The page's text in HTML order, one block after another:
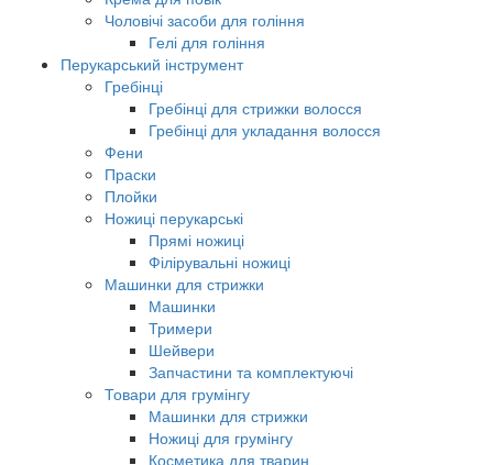
Чоловічі засоби для гоління
Гелі для гоління
Перукарський інструмент
Гребінці
Гребінці для стрижки волосся
Гребінці для укладання волосся
Фени
Праски
Плойки
Ножиці перукарські
Прямі ножиці
Філірувальні ножиці
Машинки для стрижки
Машинки
Тримери
Шейвери
Запчастини та комплектуючі
Товари для грумінгу
Машинки для стрижки
Ножиці для грумінгу
Косметика для тварин